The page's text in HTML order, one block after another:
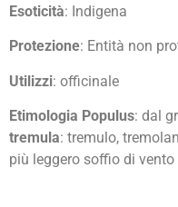
Esoticità: Indigena
Protezione: Entità non
Utilizzi: officinale
Etimologia Populus: dal
tremula: tremulo,
più leggero soffio di vento